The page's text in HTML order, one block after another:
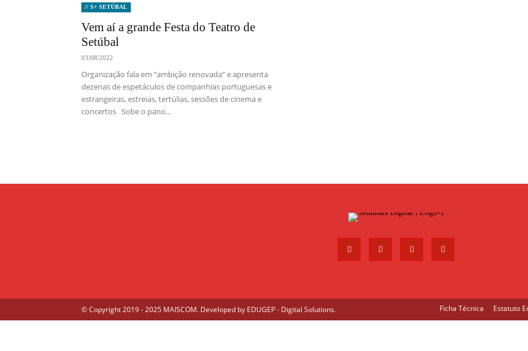
// S+ SETÚBAL
Vem aí a grande Festa do Teatro de
Setúbal
03/08/2022
Organização fala em “ambição renovada” e apresenta
dezenas de espetáculos de companhias portuguesas e
estrangeiras, estreias, tertúlias, sessões de cinema e
concertos Sobe o pano...
© Copyright 2019 - 2025 MAISCOM. Developed by EDUGEP - Digital Solutions. Ficha Técnica Estatuto